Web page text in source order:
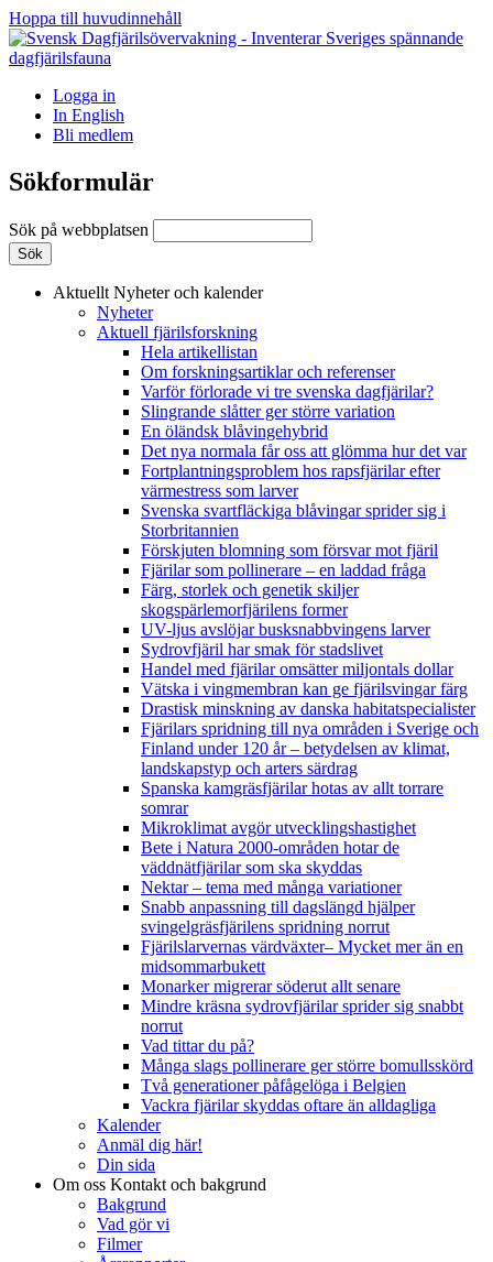
Hoppa till huvudinnehåll
Logga in
In English
Bli medlem
Sökformulär
Sök på webbplatsen
Aktuellt Nyheter och kalender
Nyheter
Aktuell fjärilsforskning
Hela artikellistan
Om forskningsartiklar och referenser
Varför förlorade vi tre svenska dagfjärilar?
Slingrande slåtter ger större variation
En öländsk blåvingehybrid
Det nya normala får oss att glömma hur det var
Fortplantningsproblem hos rapsfjärilar efter
värmestress som larver
Svenska svartfläckiga blåvingar sprider sig i
Storbritannien
Förskjuten blomning som försvar mot fjäril
Fjärilar som pollinerare – en laddad fråga
Färg, storlek och genetik skiljer
skogspärlemorfjärilens former
UV-ljus avslöjar busksnabbvingens larver
Sydrovfjäril har smak för stadslivet
Handel med fjärilar omsätter miljontals dollar
Vätska i vingmembran kan ge fjärilsvingar färg
Drastisk minskning av danska habitatspecialister
Fjärilars spridning till nya områden i Sverige och
Finland under 120 år– betydelsen av klimat,
landskapstyp och arters särdrag
Spanska kamgräsfjärilar hotas av allt torrare
somrar
Mikroklimat avgör utvecklingshastighet
Bete i Natura 2000-områden hotar de
väddnätfjärilar som ska skyddas
Nektar – tema med många variationer
Snabb anpassning till dagslängd hjälper
svingelgräsfjärilens spridning norrut
Fjärilslarvernas värdväxter– Mycket mer än en
midsommarbukett
Monarker migrerar söderut allt senare
Mindre kräsna sydrovfjärilar sprider sig snabbt
norrut
Vad tittar du på?
Många slags pollinerare ger större bomullsskörd
Två generationer påfågelöga i Belgien
Vackra fjärilar skyddas oftare än alldagliga
Kalender
Anmäl dig här!
Din sida
Om oss Kontakt och bakgrund
Bakgrund
Vad gör vi
Filmer